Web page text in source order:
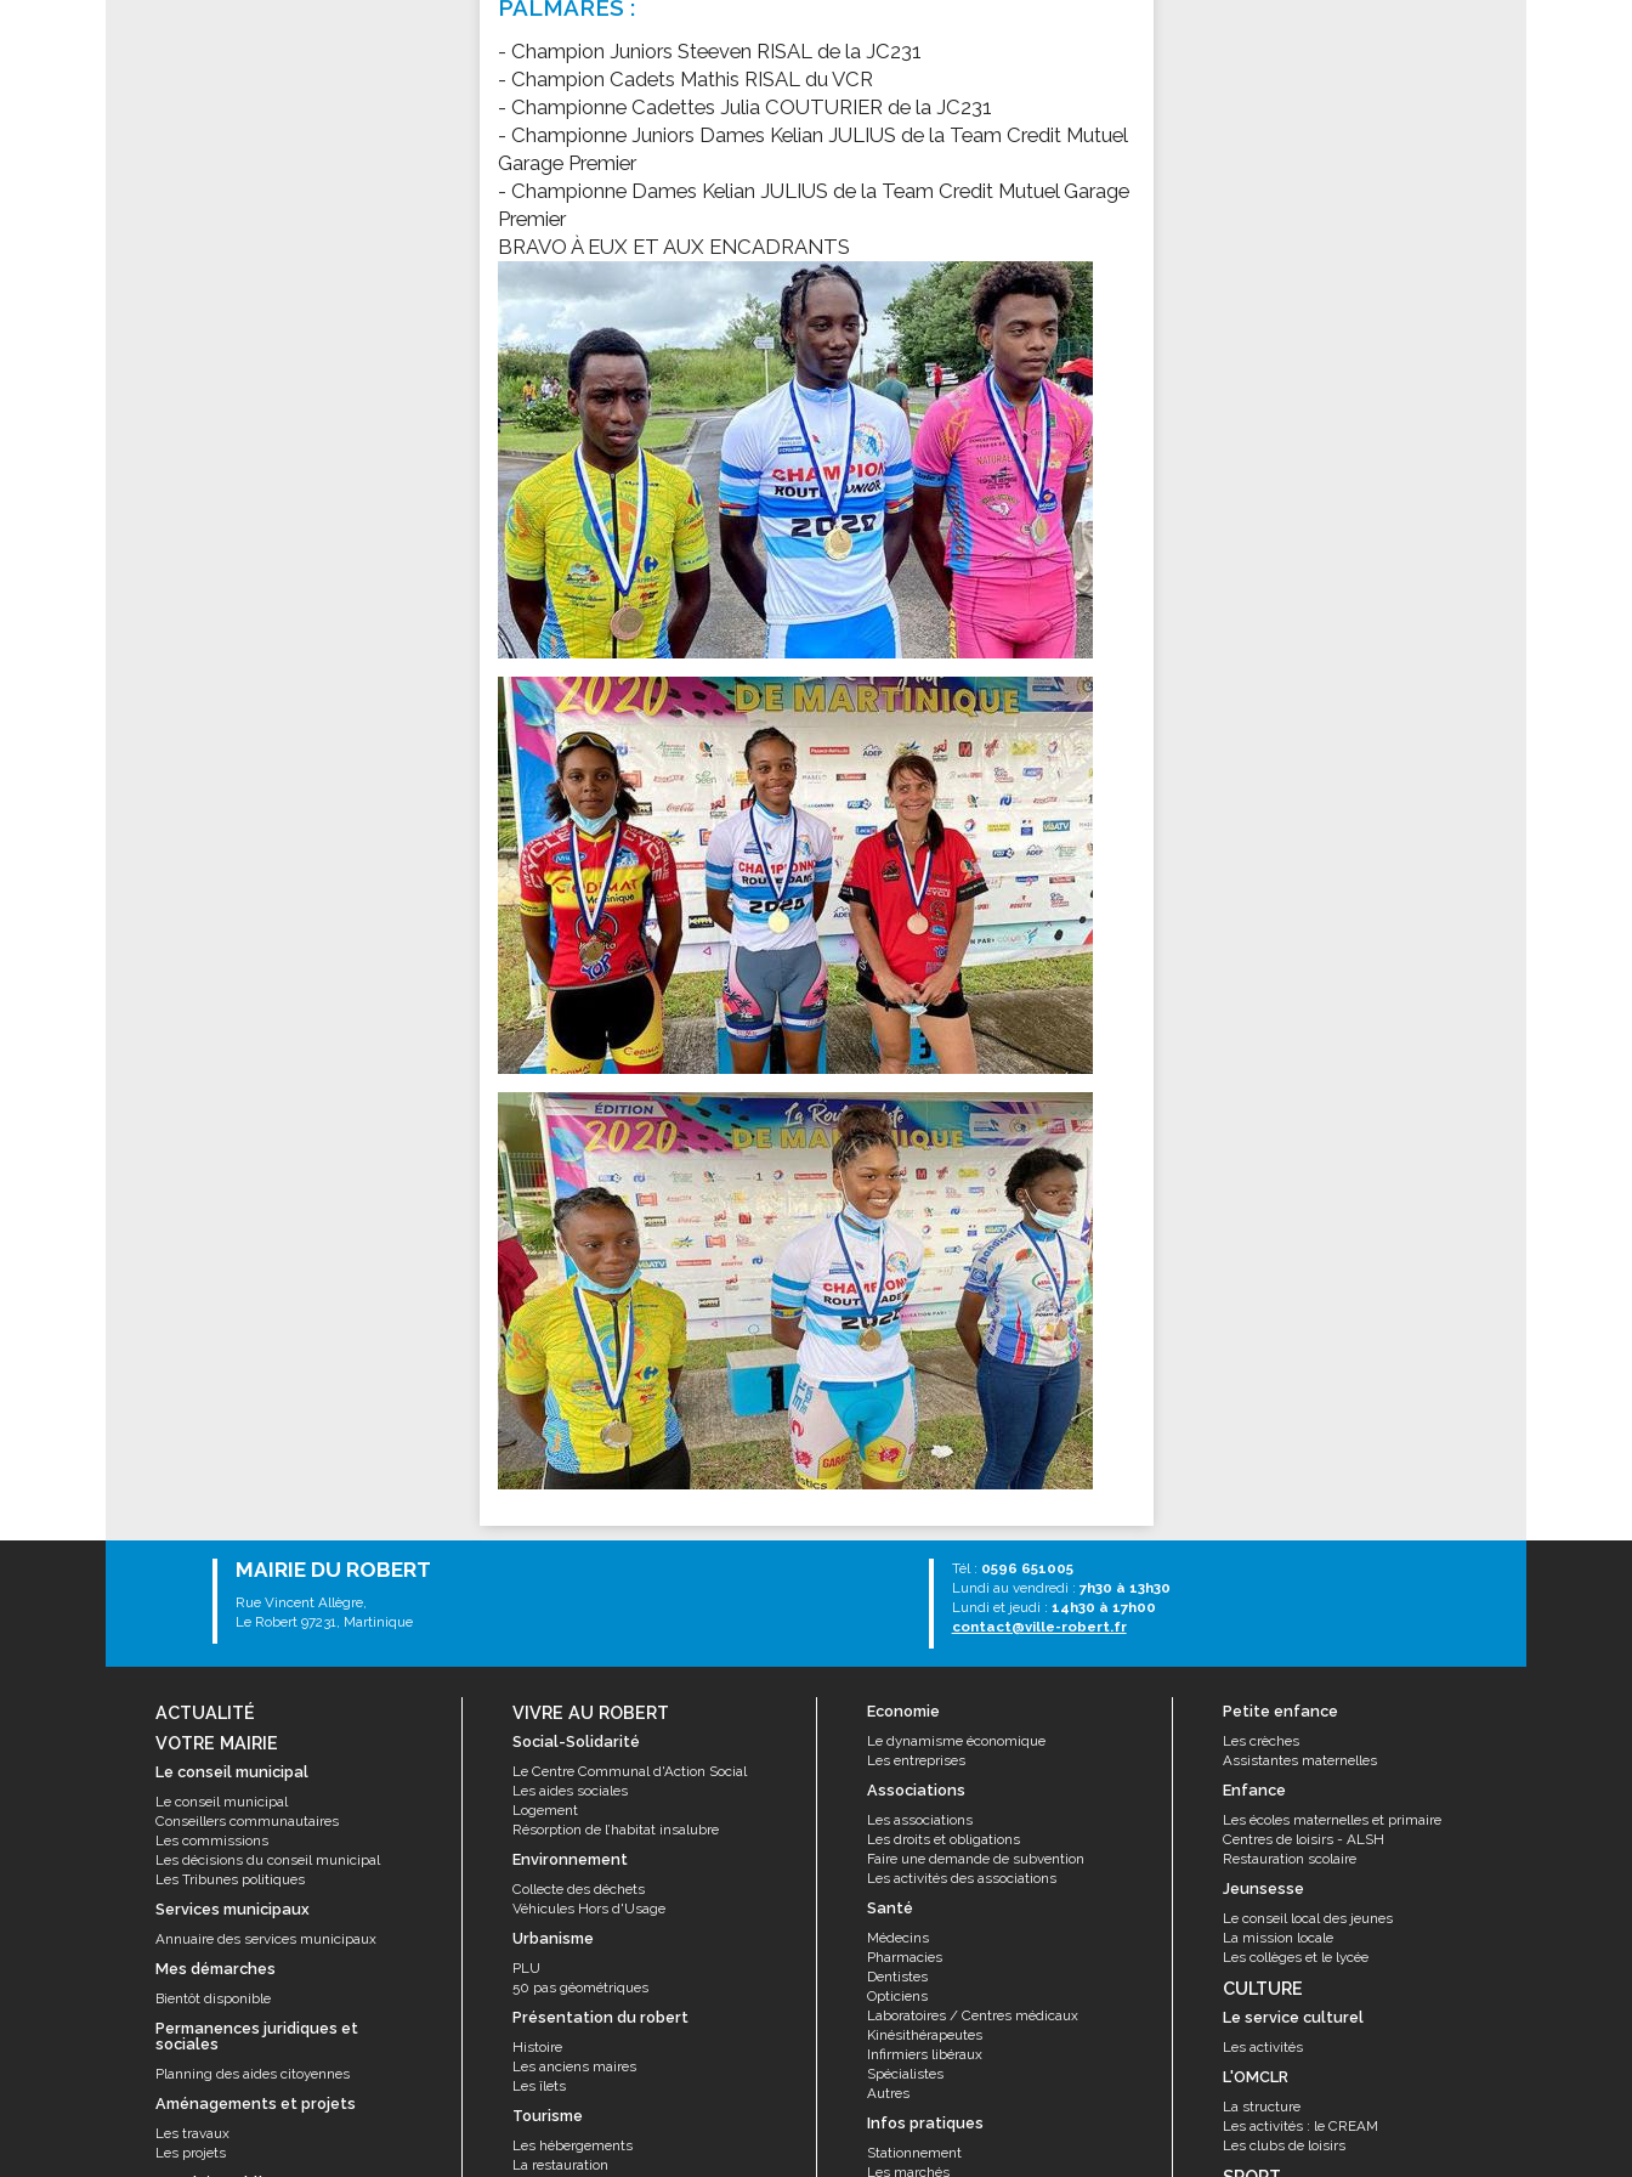
PALMARÈS :
- Champion Juniors Steeven RISAL de la JC231
- Champion Cadets Mathis RISAL du VCR
- Championne Cadettes Julia COUTURIER de la JC231
- Championne Juniors Dames Kelian JULIUS de la Team Credit Mutuel
Garage Premier
- Championne Dames Kelian JULIUS de la Team Credit Mutuel Garage
Premier
BRAVO À EUX ET AUX ENCADRANTS
MAIRIE DU ROBERT
Rue Vincent Allègre,
Le Robert 97231, Martinique
Tél : 0596 651005
Lundi au vendredi : 7h30 à 13h30
Lundi et jeudi : 14h30 à 17h00
contact@ville-robert.fr
ACTUALITÉ
VOTRE MAIRIE
Le conseil municipal
Le conseil municipal
Conseillers communautaires
Les commissions
Les décisions du conseil municipal
Les Tribunes politiques
Services municipaux
Annuaire des services municipaux
Mes démarches
Bientôt disponible
Permanences juridiques et
sociales
Planning des aides citoyennes
Aménagements et projets
Les travaux
Les projets
VIVRE AU ROBERT
Social-Solidarité
Le Centre Communal d'Action Social
Les aides sociales
Logement
Résorption de l’habitat insalubre
Environnement
Collecte des déchets
Véhicules Hors d'Usage
Urbanisme
PLU
50 pas géométriques
Présentation du robert
Histoire
Les anciens maires
Les îlets
Tourisme
Les hébergements
La restauration
Economie
Le dynamisme économique
Les entreprises
Associations
Les associations
Les droits et obligations
Faire une demande de subvention
Les activités des associations
Santé
Médecins
Pharmacies
Dentistes
Opticiens
Laboratoires / Centres médicaux
Kinésithérapeutes
Infirmiers libéraux
Spécialistes
Autres
Infos pratiques
Stationnement
Les marchés
Petite enfance
Les crèches
Assistantes maternelles
Enfance
Les écoles maternelles et primaire
Centres de loisirs - ALSH
Restauration scolaire
Jeunsesse
Le conseil local des jeunes
La mission locale
Les collèges et le lycée
CULTURE
Le service culturel
Les activités
L'OMCLR
La structure
Les activités : le CREAM
Les clubs de loisirs